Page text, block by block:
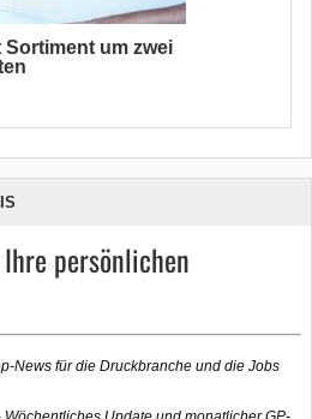
Sortiment um zwei
persönlichen
News für die Druckbranche und die Jobs